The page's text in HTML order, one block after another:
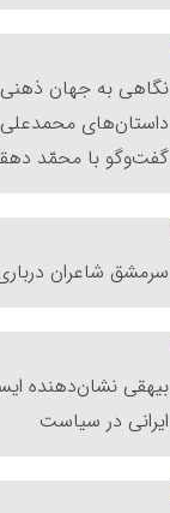
نگاهی به جهان ذهنی
داستان‌های محمدعلی
گفت‌وگو با محمّد
سرمشق شاعران
بیهقی نشان‌دهنده
ایرانی در سیاست